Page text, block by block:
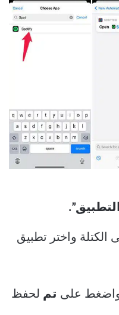
الكتلة واختر تطبيق
واضغط على تم لحفظ